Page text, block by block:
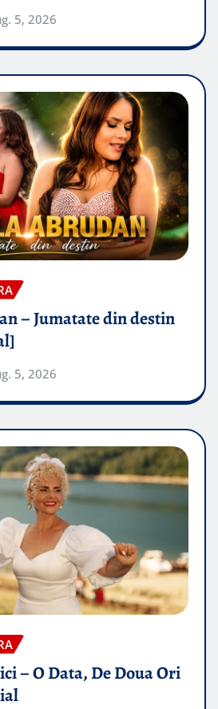
5, 2026
– Jumatate din destin
5, 2026
– O Data, De Doua Ori